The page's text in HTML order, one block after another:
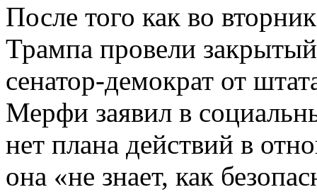
После того как во
Трампа провели
сенатор-демократ от
Мерфи заявил в
нет плана действий в
она «не знает, как